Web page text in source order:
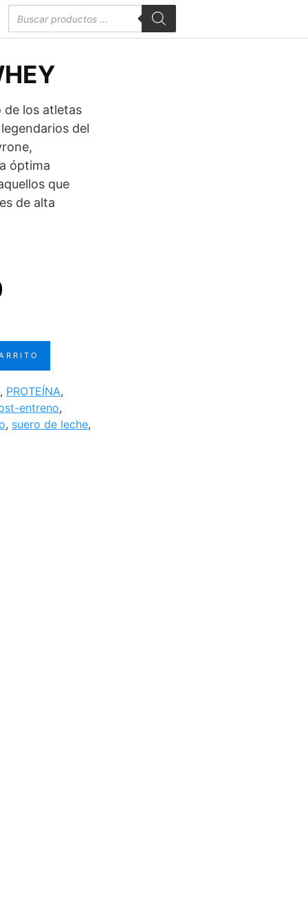
de
productos
de los atletas
del
óptima
que
de alta
actual
es:
S/120.00.
, PROTEÍNA,
entreno,
, suero de leche,